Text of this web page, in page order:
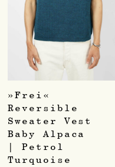
»Frei«
Reversible
Sweater Vest
Baby Alpaca
| Petrol
Turquoise